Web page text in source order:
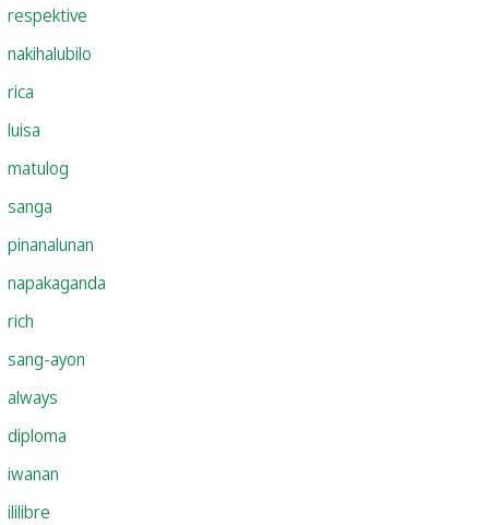
respektive
nakihalubilo
rica
luisa
matulog
sanga
pinanalunan
napakaganda
rich
sang-ayon
always
diploma
iwanan
ililibre